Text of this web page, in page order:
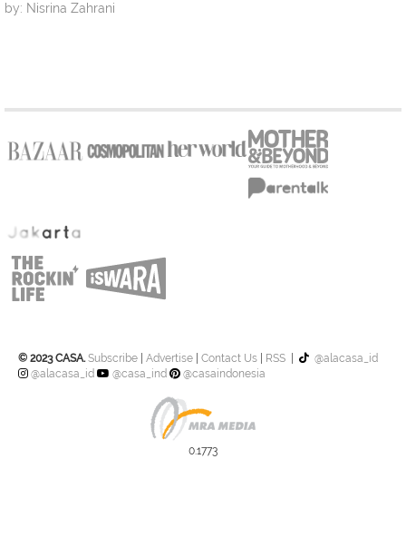
by: Nisrina Zahrani
© 2023 CASA.Subscribe Advertise Contact Us RSS
@alacasa_id
@alacasa_id
@casa_ind @casaindonesia
0.1773